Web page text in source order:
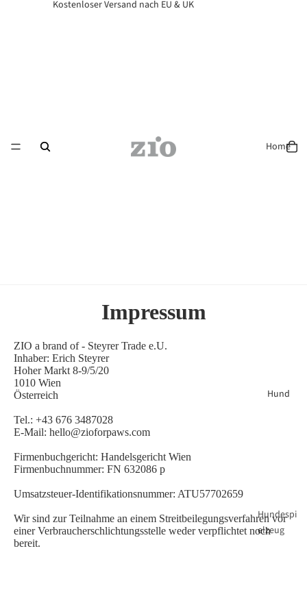
Kostenloser Versand nach EU & UK
Home
Hund
Hundespi
elzeug
Impressum
ZIO a brand of - Steyrer Trade e.U.
Inhaber: Erich Steyrer
Hoher Markt 8-9/5/20
1010 Wien
Österreich
Tel.: +43 676 3487028
E-Mail: hello@zioforpaws.com
Firmenbuchgericht: Handelsgericht Wien
Firmenbuchnummer: FN 632086 p
Umsatzsteuer-Identifikationsnummer: ATU57702659
Wir sind zur Teilnahme an einem Streitbeilegungsverfahren vor
einer Verbraucherschlichtungsstelle weder verpflichtet noch
bereit.